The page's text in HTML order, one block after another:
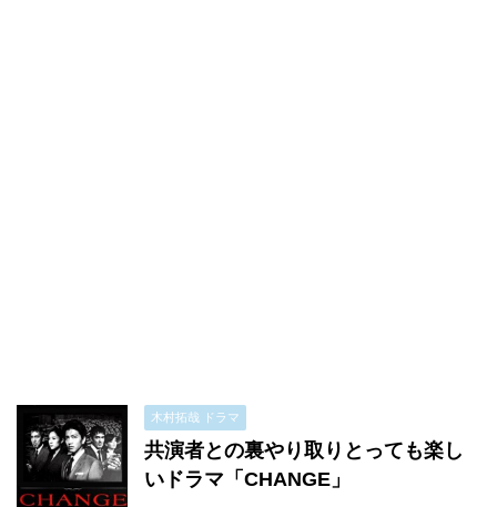
木村拓哉 ドラマ
共演者との裏やり取りとっても楽し
いドラマ「CHANGE」